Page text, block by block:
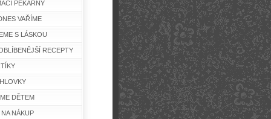
PEKÁRNY
VAŘÍME
S LÁSKOU
RECEPTY
DĚTEM
NÁKUP